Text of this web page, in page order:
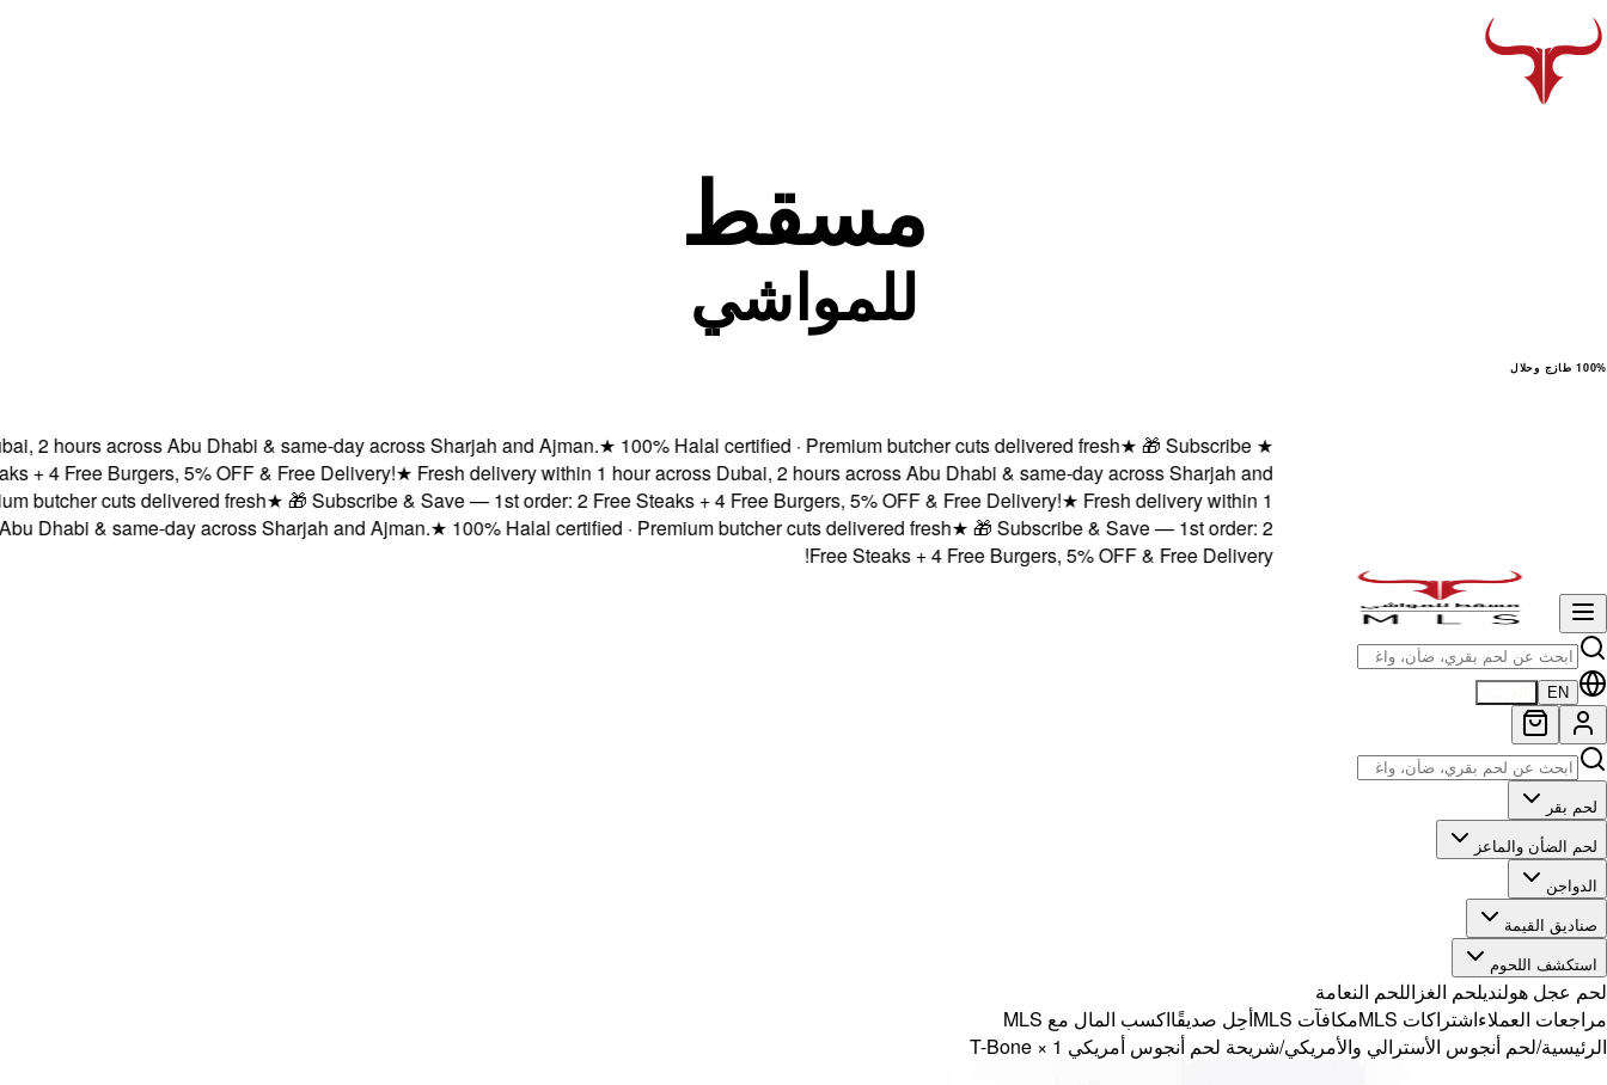
مسقط
للمواشي
100% طازج وحلال
★
hours across Abu Dhabi & same-day across Sharjah and Ajman.★100% Halal certified · Premium butcher cuts delivered fresh★🎁 Subscribe
Free Burgers, 5% OFF & Free Delivery!★Fresh delivery within 1 hour across Dubai, 2 hours across Abu Dhabi & same-day across Sharjah and
cuts delivered fresh★🎁 Subscribe & Save — 1st order: 2 Free Steaks + 4 Free Burgers, 5% OFF & Free Delivery!★Fresh delivery within 1
& same-day across Sharjah and Ajman.★100% Halal certified · Premium butcher cuts delivered fresh★🎁 Subscribe & Save — 1st order: 2
Free Steaks + 4 Free Burgers, 5% OFF & Free Delivery!
EN
لحم بقر
لحم الضأن والماعز
الدواجن
صناديق القيمة
استكشف اللحوم
لحم عجل هولنديلحم الغزاللحم النعامة
مراجعات العملاءاشتراكات MLS مكافآت MLS أحِل صديقًااكسب المال مع MLS
الرئيسية/لحم أنجوس الأسترالي والأمريكي/شريحة لحم أنجوس أمريكي T-Bone × 1